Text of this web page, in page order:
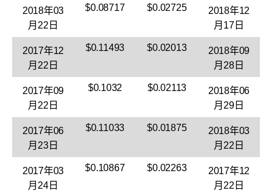
2018年03
月22日
$0.08717 $0.02725
2018年12
月17日
2017年12
月22日
$0.11493 $0.02013
2018年09
月28日
2017年09
月22日
$0.1032 $0.02113
2018年06
月29日
2017年06
月23日
$0.11033 $0.01875
2018年03
月22日
2017年03
月24日
$0.10867 $0.02263
2017年12
月22日